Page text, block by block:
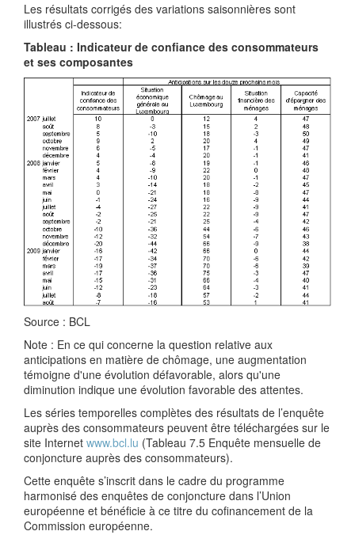
Les résultats corrigés des variations saisonnières sont
illustrés ci-dessous:
Tableau : Indicateur de confiance des consommateurs
et ses composantes
Source : BCL
Note : En ce qui concerne la question relative aux
anticipations en matière de chômage, une augmentation
témoigne d'une évolution défavorable, alors qu'une
diminution indique une évolution favorable des attentes.
Les séries temporelles complètes des résultats de l’enquête
auprès des consommateurs peuvent être téléchargées sur le
site Internet www.bcl.lu (Tableau 7.5 Enquête mensuelle de
conjoncture auprès des consommateurs).
Cette enquête s’inscrit dans le cadre du programme
harmonisé des enquêtes de conjoncture dans l’Union
européenne et bénéficie à ce titre du cofinancement de la
Commission européenne.